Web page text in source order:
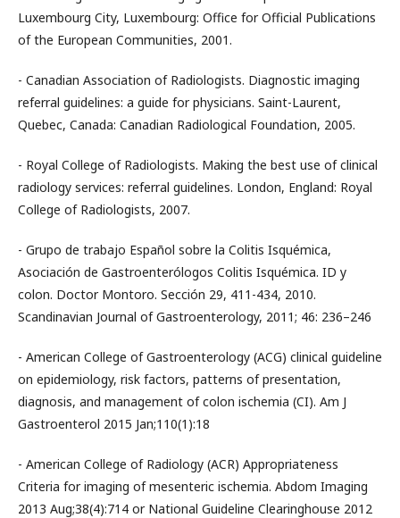
Luxembourg City, Luxembourg: Office for Official Publications
of the European Communities, 2001.
- Canadian Association of Radiologists. Diagnostic imaging
referral guidelines: a guide for physicians. Saint-Laurent,
Quebec, Canada: Canadian Radiological Foundation, 2005.
- Royal College of Radiologists. Making the best use of clinical
radiology services: referral guidelines. London, England: Royal
College of Radiologists, 2007.
- Grupo de trabajo Español sobre la Colitis Isquémica,
Asociación de Gastroenterólogos Colitis Isquémica. ID y
colon. Doctor Montoro. Sección 29, 411-434, 2010.
Scandinavian Journal of Gastroenterology, 2011; 46: 236–246
- American College of Gastroenterology (ACG) clinical guideline
on epidemiology, risk factors, patterns of presentation,
diagnosis, and management of colon ischemia (CI). Am J
Gastroenterol 2015 Jan;110(1):18
- American College of Radiology (ACR) Appropriateness
Criteria for imaging of mesenteric ischemia. Abdom Imaging
2013 Aug;38(4):714 or National Guideline Clearinghouse 2012